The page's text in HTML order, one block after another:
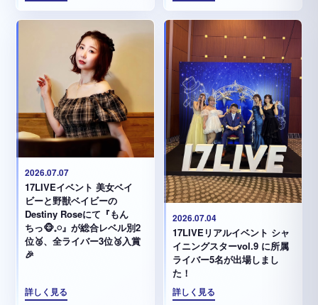
2026.07.07
17LIVEイベント 美女ベイ
ビーと野獣ベイビーの
Destiny Roseにて『もん
ちっ🐵𓈒𓏸︎︎︎︎』が総合レベル別2
位🥈、全ライバー3位🥉入賞
🎉
詳しく見る
2026.07.04
17LIVEリアルイベント シャ
イニングスターvol.9 に所属
ライバー5名が出場しまし
た！
詳しく見る